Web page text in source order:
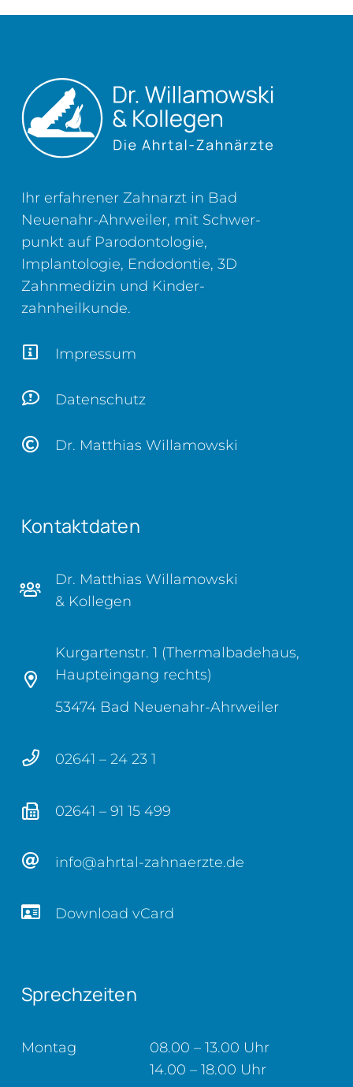
Ihr erfahrener Zahnarzt in Bad
Neuenahr-Ahrweiler, mit Schwer­
punkt auf Parodontologie,
Implantologie, Endodontie, 3D
Zahn­medizin und Kinder­
zahnheilkunde.
Impressum
Datenschutz
Dr. Matthias Willamowski
Kontaktdaten
Dr. Matthias Willamowski
& Kollegen
Kurgartenstr. 1 (Thermalbadehaus,
Haupteingang rechts)
53474 Bad Neuenahr-Ahrweiler
02641 – 24 23 1
02641 – 91 15 499
info@ahrtal-zahnaerzte.de
Download vCard
Sprechzeiten
Montag
08.00 – 13.00 Uhr
14.00 – 18.00 Uhr